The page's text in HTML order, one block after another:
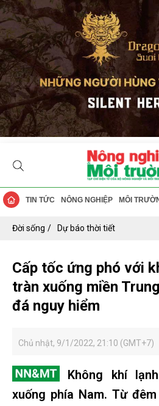
TIN TỨC NÔNG NGHIỆP MÔI
Đời sống Dự báo thời tiết
Cấp tốc ứng phó với
tràn xuống miền
đá nguy hiểm
Chủ nhật, 9/1/2022, 21:10 (GMT+7)
Không khí
xuống phía Nam. Từ